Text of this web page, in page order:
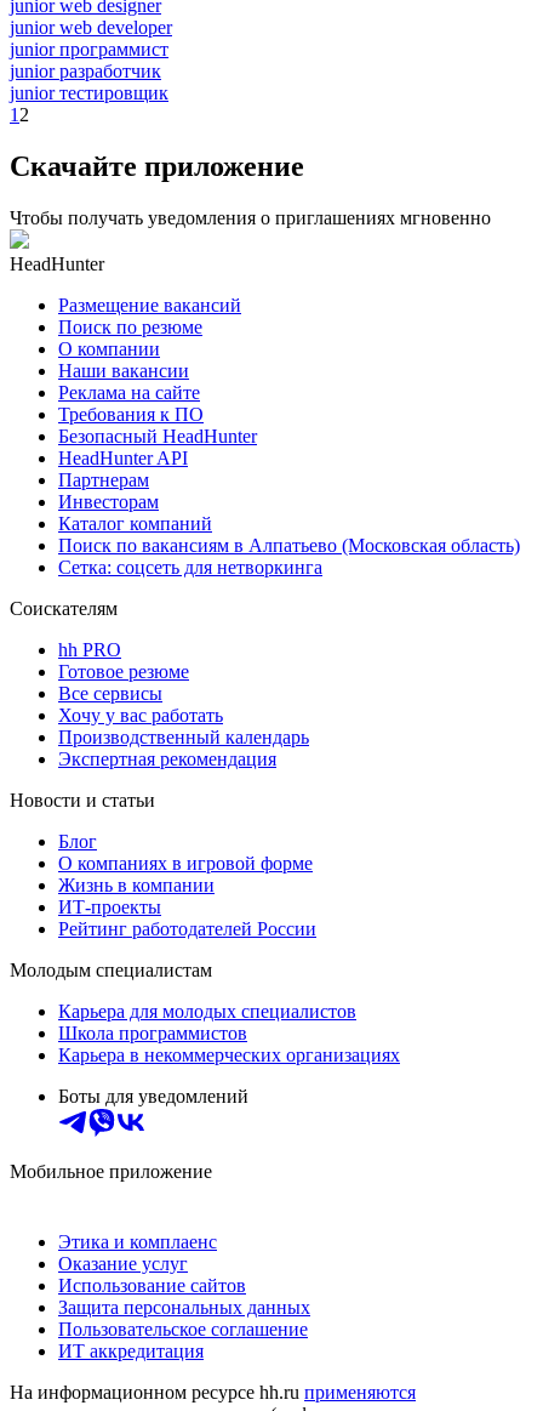
junior web designer
junior web developer
junior программист
junior разработчик
junior тестировщик
1 2
Скачайте приложение
Чтобы получать уведомления о приглашениях мгновенно
HeadHunter
Размещение вакансий
Поиск по резюме
О компании
Наши вакансии
Реклама на сайте
Требования к ПО
Безопасный HeadHunter
HeadHunter API
Партнерам
Инвесторам
Каталог компаний
Поиск по вакансиям в Алпатьево (Московская область)
Сетка: соцсеть для нетворкинга
Соискателям
hh PRO
Готовое резюме
Все сервисы
Хочу у вас работать
Производственный календарь
Экспертная рекомендация
Новости и статьи
Блог
О компаниях в игровой форме
Жизнь в компании
ИТ-проекты
Рейтинг работодателей России
Молодым специалистам
Карьера для молодых специалистов
Школа программистов
Карьера в некоммерческих организациях
Боты для уведомлений
Мобильное приложение
Этика и комплаенс
Оказание услуг
Использование сайтов
Защита персональных данных
Пользовательское соглашение
ИТ аккредитация
На информационном ресурсе hh.ru применяются